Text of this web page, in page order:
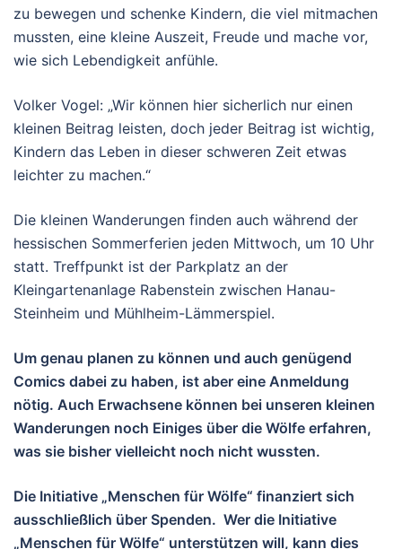
zu bewegen und schenke Kindern, die viel mitmachen
mussten, eine kleine Auszeit, Freude und mache vor,
wie sich Lebendigkeit anfühle.
Volker Vogel: „Wir können hier sicherlich nur einen
kleinen Beitrag leisten, doch jeder Beitrag ist wichtig,
Kindern das Leben in dieser schweren Zeit etwas
leichter zu machen.“
Die kleinen Wanderungen finden auch während der
hessischen Sommerferien jeden Mittwoch, um 10 Uhr
statt. Treffpunkt ist der Parkplatz an der
Kleingartenanlage Rabenstein zwischen Hanau-
Steinheim und Mühlheim-Lämmerspiel.
Um genau planen zu können und auch genügend
Comics dabei zu haben, ist aber eine Anmeldung
nötig. Auch Erwachsene können bei unseren kleinen
Wanderungen noch Einiges über die Wölfe erfahren,
was sie bisher vielleicht noch nicht wussten.
Die Initiative „Menschen für Wölfe“ finanziert sich
ausschließlich über Spenden. Wer die Initiative
„Menschen für Wölfe“ unterstützen will, kann dies